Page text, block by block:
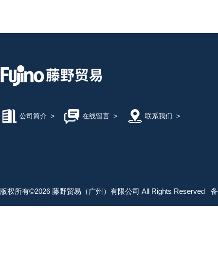
公司简介 > 在线留言> 联系我们 >
版权所有©2026 藤野贸易（广州）有限公司 All Rights Reserved